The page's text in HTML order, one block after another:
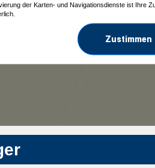
der Karten- und Navigationsdienste ist Ihre
Zustimmen